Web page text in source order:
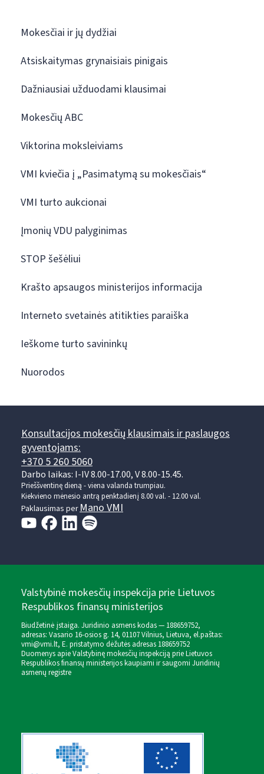
Mokesčiai ir jų dydžiai
Atsiskaitymas grynaisiais pinigais
Dažniausiai užduodami klausimai
Mokesčių ABC
Viktorina moksleiviams
VMI kviečia į „Pasimatymą su mokesčiais“
VMI turto aukcionai
Įmonių VDU palyginimas
STOP šešėliui
Krašto apsaugos ministerijos informacija
Interneto svetainės atitikties paraiška
Ieškome turto savininkų
Nuorodos
Konsultacijos mokesčių klausimais ir paslaugos
gyventojams:
+370 5 260 5060
Darbo laikas: I-IV 8.00-17.00, V 8.00-15.45.
Prieššventinę dieną - viena valanda trumpiau.
Kiekvieno mėnesio antrą penktadienį 8.00 val. - 12.00 val.
Paklausimas perMano VMI
Valstybinė mokesčių inspekcija prie Lietuvos
Respublikos finansų ministerijos
Biudžetinė įstaiga. Juridinio asmens kodas — 188659752,
adresas: Vasario 16-osios g. 14, 01107 Vilnius, Lietuva, el.paštas:
vmi@vmi.lt, E. pristatymo dėžutės adresas 188659752
Duomenys apie Valstybinę mokesčių inspekciją prie Lietuvos
Respublikos finansų ministerijos kaupiami ir saugomi Juridinių
asmenų registre